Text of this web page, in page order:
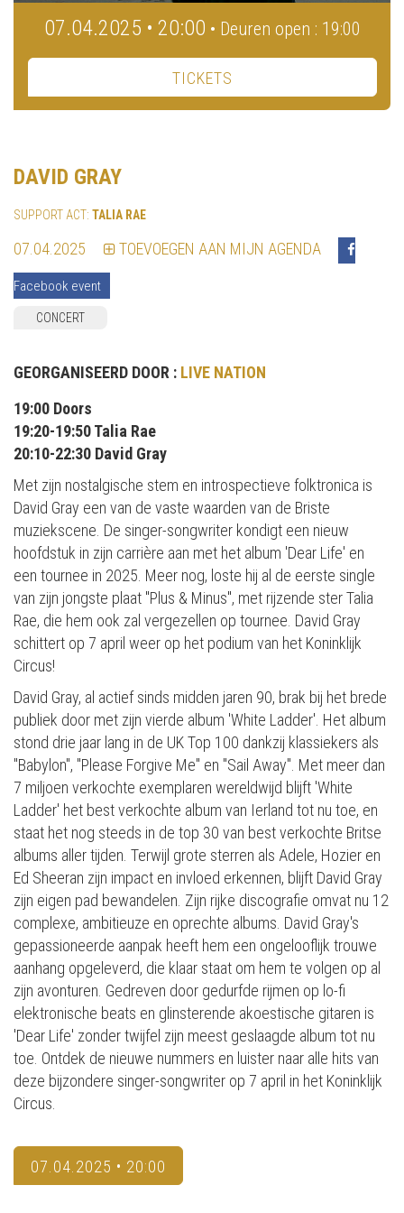
07.04.2025 • 20:00 • Deuren open : 19:00
TICKETS
DAVID GRAY
SUPPORT ACT: TALIA RAE
07.04.2025 TOEVOEGEN AAN MIJN AGENDA
Facebook event
CONCERT
GEORGANISEERD DOOR : LIVE NATION
19:00 Doors
19:20-19:50 Talia Rae
20:10-22:30 David Gray
Met zijn nostalgische stem en introspectieve folktronica is
David Gray een van de vaste waarden van de Briste
muziekscene. De singer-songwriter kondigt een nieuw
hoofdstuk in zijn carrière aan met het album 'Dear Life' en
een tournee in 2025. Meer nog, loste hij al de eerste single
van zijn jongste plaat "Plus & Minus", met rijzende ster Talia
Rae, die hem ook zal vergezellen op tournee. David Gray
schittert op 7 april weer op het podium van het Koninklijk
Circus!
David Gray, al actief sinds midden jaren 90, brak bij het brede
publiek door met zijn vierde album 'White Ladder'. Het album
stond drie jaar lang in de UK Top 100 dankzij klassiekers als
"Babylon", "Please Forgive Me" en "Sail Away". Met meer dan
7 miljoen verkochte exemplaren wereldwijd blijft 'White
Ladder' het best verkochte album van Ierland tot nu toe, en
staat het nog steeds in de top 30 van best verkochte Britse
albums aller tijden. Terwijl grote sterren als Adele, Hozier en
Ed Sheeran zijn impact en invloed erkennen, blijft David Gray
zijn eigen pad bewandelen. Zijn rijke discografie omvat nu 12
complexe, ambitieuze en oprechte albums. David Gray's
gepassioneerde aanpak heeft hem een ongelooflijk trouwe
aanhang opgeleverd, die klaar staat om hem te volgen op al
zijn avonturen. Gedreven door gedurfde rijmen op lo-fi
elektronische beats en glinsterende akoestische gitaren is
'Dear Life' zonder twijfel zijn meest geslaagde album tot nu
toe. Ontdek de nieuwe nummers en luister naar alle hits van
deze bijzondere singer-songwriter op 7 april in het Koninklijk
Circus.
07.04.2025 • 20:00